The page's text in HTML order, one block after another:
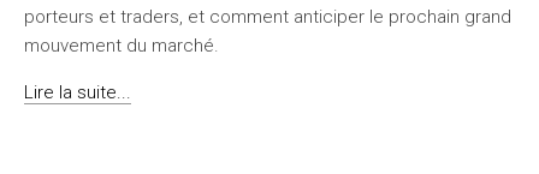
porteurs et traders, et comment anticiper le prochain grand
mouvement du marché.
Lire la suite...